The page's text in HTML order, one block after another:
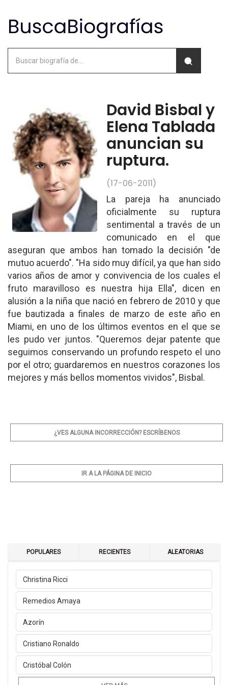
David Bisbal y
Elena Tablada
anuncian su
ruptura.
(17-06-2011)
La pareja ha anunciado
oficialmente su ruptura
sentimental a través de un
comunicado en el que
aseguran que ambos han tomado la decisión "de
mutuo acuerdo". "Ha sido muy difícil, ya que han sido
varios años de amor y convivencia de los cuales el
fruto maravilloso es nuestra hija Ella", dicen en
alusión a la niña que nació en febrero de 2010 y que
fue bautizada a finales de marzo de este año en
Miami, en uno de los últimos eventos en el que se
les pudo ver juntos. "Queremos dejar patente que
seguimos conservando un profundo respeto el uno
por el otro; guardaremos en nuestros corazones los
mejores y más bellos momentos vividos", Bisbal.
¿VES ALGUNA INCORRECCIÓN? ESCRÍBENOS
IR A LA PÁGINA DE INICIO
POPULARES RECIENTES ALEATORIAS
Christina Ricci
Remedios Amaya
Azorín
Cristiano Ronaldo
Cristóbal Colón